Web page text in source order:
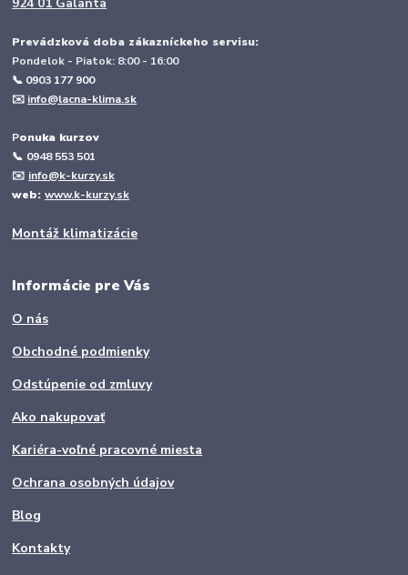
924 01 Galanta
Prevádzková doba zákazníckeho servisu:
Pondelok - Piatok: 8:00 - 16:00
📞 0903 177 900
✉️ info@lacna-klima.sk
Ponuka kurzov
📞 0948 553 501
✉️ info@k-kurzy.sk
web:www.k-kurzy.sk
Montáž klimatizácie
Informácie pre Vás
O nás
Obchodné podmienky
Odstúpenie od zmluvy
Ako nakupovať
Kariéra-voľné pracovné miesta
Ochrana osobných údajov
Blog
Kontakty